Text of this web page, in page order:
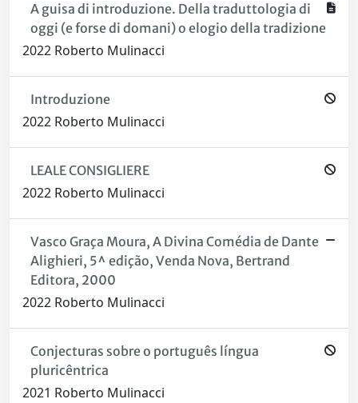
A guisa di introduzione. Della traduttologia di
oggi (e forse di domani) o elogio della tradizione
2022 Roberto Mulinacci
Introduzione
2022 Roberto Mulinacci
LEALE CONSIGLIERE
2022 Roberto Mulinacci
Vasco Graça Moura, A Divina Comédia de Dante
Alighieri, 5^ edição, Venda Nova, Bertrand
Editora, 2000
2022 Roberto Mulinacci
Conjecturas sobre o português língua
pluricêntrica
2021 Roberto Mulinacci